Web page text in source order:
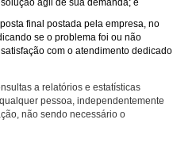
final postada pela empresa, no
se o problema foi ou não
com o atendimento dedicado
a relatórios e estatísticas
pessoa, independentemente
não sendo necessário o